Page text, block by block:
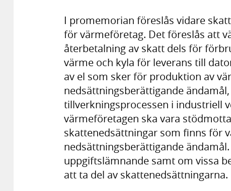
I promemorian föreslås vidare
för värmeföretag. Det föreslås att
återbetalning av skatt dels för
värme och kyla för leverans till
av el som sker för produktion av
nedsättningsberättigande
tillverkningsprocessen i industriell
värmeföretagen ska vara
skattenedsättningar som finns för
nedsättningsberättigande
uppgiftslämnande samt om vissa
att ta del av skattenedsättningarna.